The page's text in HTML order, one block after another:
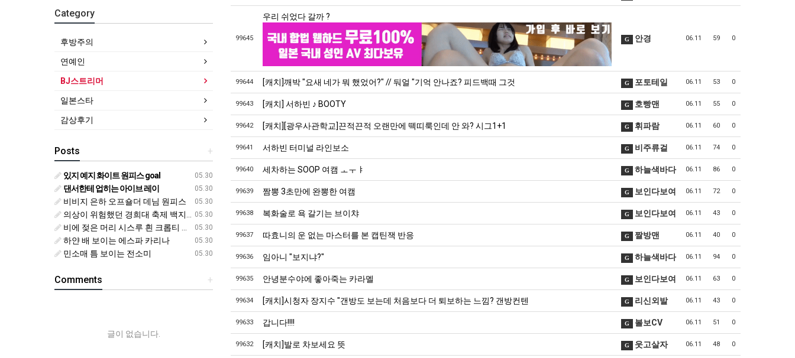
99645
우리 쉬었다 갈까 ?
G 안경 06.11 59 0
99644 [캐치]깨박 "요새 네가 뭐 했었어?" // 둬얼 "기억 안나죠? 피드백때 그것 G 포토테일 06.11 53 0
99643 [캐치] 서하빈 ♪ BOOTY G 호빵맨 06.11 55 0
99642 [캐치][광우사관학교]끈적끈적 오랜만에 떽띠룩인데 안 와? 시그1+1 G 휘파람 06.11 60 0
99641 서하빈 터미널 라인보소 G 비주류걸 06.11 74 0
99640 세차하는 SOOP 여캠 ㅗㅜㅑ G 하늘색바다 06.11 86 0
99639 짬뽕 3초만에 완뽕한 여캠 G 보인다보여 06.11 72 0
99638 복화술로 욕 갈기는 브이챠 G 보인다보여 06.11 43 0
99637 따효니의 운 없는 마스터를 본 캡틴잭 반응 G 짤방맨 06.11 40 0
99636 임아니 "보지냐?" G 하늘색바다 06.11 94 0
99635 안녕분수야에 좋아죽는 카라멜 G 보인다보여 06.11 63 0
99634 [캐치]시청자 장지수 "갠방도 보는데 처음보다 더 퇴보하는 느낌? 갠방컨텐 G 리신외발 06.11 43 0
99633 갑니다!!!! G 볼보CV 06.11 51 0
99632 [캐치]발로 차보세요 뜻 G 웃고살자 06.11 48 0
Category
후방주의
연예인
BJ스트리머
일본스타
감상후기
+
Posts
05.30
있지 예지 화이트 원피스 goal
05.30
댄서한테 업히는 아이브 레이
05.30
비비지 은하 오프숄더 데님 원피스
05.30
의상이 위험했던 경희대 축제 백지헌
05.30
비에 젖은 머리 시스루 흰 크롭티 에스파 닝닝
05.30
하얀 배 보이는 에스파 카리나
05.30
민소매 틈 보이는 전소미
+
Comments
글이 없습니다.